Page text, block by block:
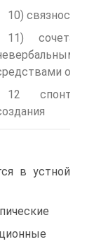
10) связность
11)
12
в устной